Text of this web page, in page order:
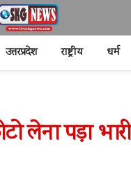
उत्तरप्रदेश राष्ट्रीय धर्म
लेना पड़ा